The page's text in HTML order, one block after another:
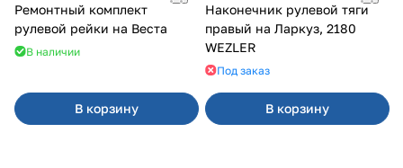
Ремонтный комплект
рулевой рейки на Веста
В наличии
В корзину
Наконечник рулевой тяги
правый на Ларкуз, 2180
WEZLER
Под заказ
В корзину